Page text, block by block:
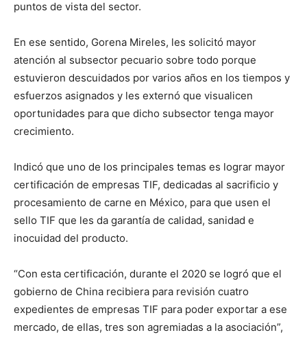
puntos de vista del sector.
En ese sentido, Gorena Mireles, les solicitó mayor
atención al subsector pecuario sobre todo porque
estuvieron descuidados por varios años en los tiempos y
esfuerzos asignados y les externó que visualicen
oportunidades para que dicho subsector tenga mayor
crecimiento.
Indicó que uno de los principales temas es lograr mayor
certificación de empresas TIF, dedicadas al sacrificio y
procesamiento de carne en México, para que usen el
sello TIF que les da garantía de calidad, sanidad e
inocuidad del producto.
“Con esta certificación, durante el 2020 se logró que el
gobierno de China recibiera para revisión cuatro
expedientes de empresas TIF para poder exportar a ese
mercado, de ellas, tres son agremiadas a la asociación”,